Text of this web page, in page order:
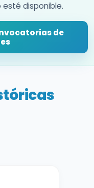
disponible.
de